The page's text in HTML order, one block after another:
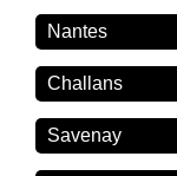
Nantes
Challans
Savenay